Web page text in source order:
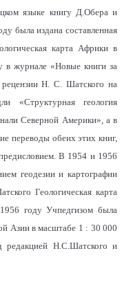
языке книгу Д.Обера и
была издана составленная
карта Африки в
журнале «Новые книги за
Н. С. Шатского на
«Структурная геология
Северной Америки», а в
переводы обеих этих книг,
В 1954 и 1956
геодезии и картографии
Геологическая карта
году Учпедгизом была
Азии в масштабе 1 : 30 000
редакцией Н.С.Шатского и